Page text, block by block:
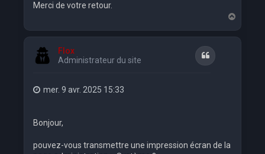
Merci de votre retour.
a
u
Flox
Administrateur du site
Citation
mer. 9 avr. 2025 15:33
Bonjour,
pouvez-vous transmettre une impression écran de la